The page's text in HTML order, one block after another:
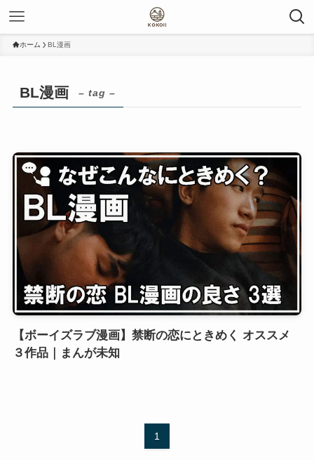
ホーム BL漫画
BL漫画 – tag –
【ボーイズラブ漫画】禁断の恋にときめく オススメ
３作品｜まんが未知
1